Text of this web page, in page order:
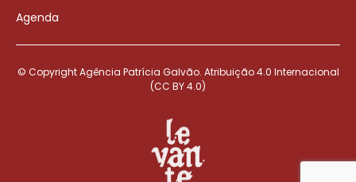
Agenda
© Copyright Agência Patrícia Galvão. Atribuição 4.0 Internacional
(CC BY 4.0)